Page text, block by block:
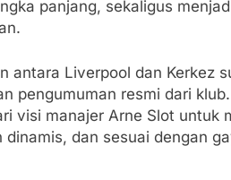
panjang, sekaligus
antara Liverpool dan Kerkez
pengumuman resmi dari
visi manajer Arne Slot untuk
dan sesuai dengan